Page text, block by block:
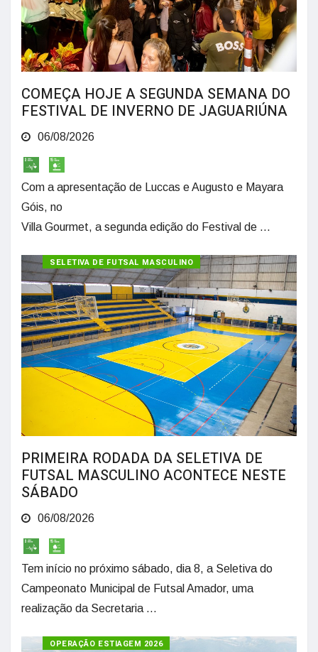
COMEÇA HOJE A SEGUNDA SEMANA DO
FESTIVAL DE INVERNO DE JAGUARIÚNA
06/08/2026
Com a apresentação de Luccas e Augusto e Mayara
Góis, no
Villa Gourmet, a segunda edição do Festival de ...
SELETIVA DE FUTSAL MASCULINO
PRIMEIRA RODADA DA SELETIVA DE
FUTSAL MASCULINO ACONTECE NESTE
SÁBADO
06/08/2026
Tem início no próximo sábado, dia 8, a Seletiva do
Campeonato Municipal de Futsal Amador, uma
realização da Secretaria ...
OPERAÇÃO ESTIAGEM 2026